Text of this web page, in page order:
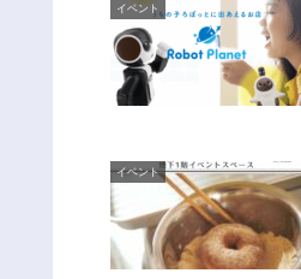
イベント
イベント